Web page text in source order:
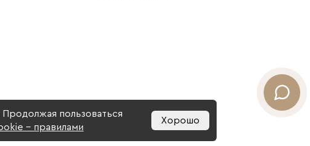
пользоваться
- правилами
Хорошо